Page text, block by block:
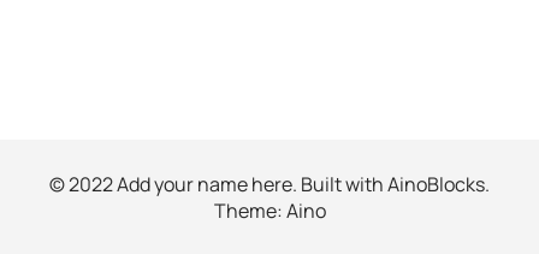
© 2022 Add your name here. Built withAinoBlocks.
Theme:Aino